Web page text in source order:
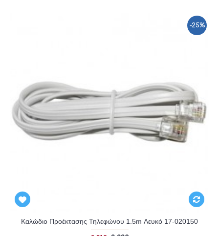
-25%
Καλώδιο Προέκτασης Τηλεφώνου 1.5m Λευκό 17-020150